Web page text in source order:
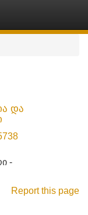
და
-
Report this page